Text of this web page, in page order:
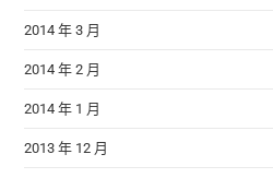
2014 年 3 月
2014 年 2 月
2014 年 1 月
2013 年 12 月